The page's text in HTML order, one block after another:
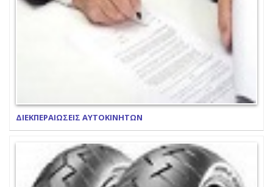
ΔΙΕΚΠΕΡΑΙΩΣΕΙΣ ΑΥΤΟΚΙΝΗΤΩΝ